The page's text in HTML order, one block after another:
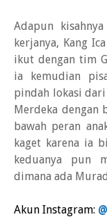
Adapun
kerjanya, Kang
ikut dengan tim
ia kemudian
pindah lokasi dari
Merdeka dengan
bawah peran
kaget karena ia
keduanya pun
dimana ada
Akun Instagram: